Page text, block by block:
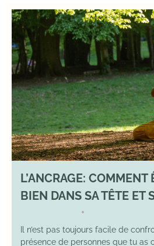
L’ANCRAGE: COMMENT
BIEN DANS SA TÊTE ET
•
Il n’est pas toujours facile de
présence de personnes que tu as